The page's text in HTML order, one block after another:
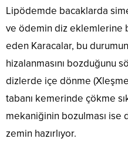
Lipödemde bacaklarda
ve ödemin diz eklemlerine
eden Karacalar, bu
hizalanmasını bozduğunu
dizlerde içe dönme
tabanı kemerinde çökme
mekaniğinin bozulması ise
zemin hazırlıyor.